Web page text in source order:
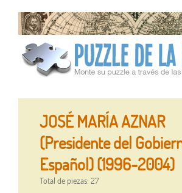
JOSÉ MARÍA AZNAR
(Presidente del
Español) (1996-2004)
Total de piezas: 27